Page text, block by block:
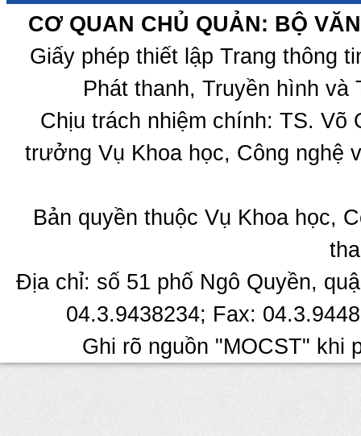
CƠ QUAN CHỦ QUẢN: BỘ
Giấy phép thiết lập Trang thông
Phát thanh, Truyền hình
Chịu trách nhiệm chính: TS.
trưởng Vụ Khoa học, Công nghệ
Bản quyền thuộc Vụ Khoa học,
Địa chỉ: số 51 phố Ngô Quyền,
04.3.9438234; Fax:
Ghi rõ nguồn "MOCST" khi